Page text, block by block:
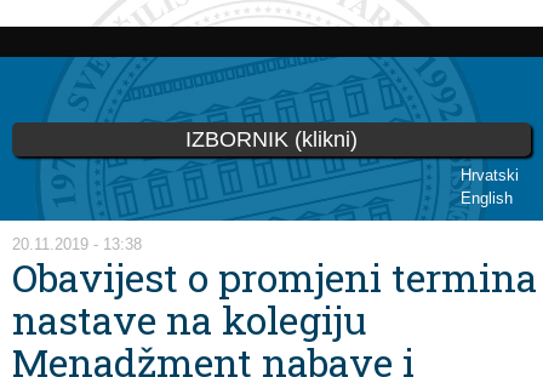
Skoči
glavni
sadržaj
Hrvatski
English
IZBORNIK (klikni)
Vi ste ovdje
20.11.2019 - 13:38
Obavijest o promjeni termina
nastave na kolegiju
Menadžment nabave i